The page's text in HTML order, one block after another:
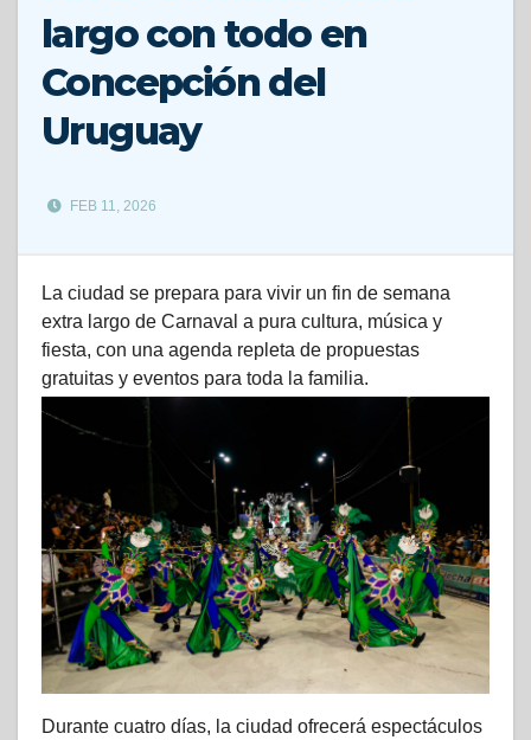
largo con todo en
Concepción del
Uruguay
FEB 11, 2026
La ciudad se prepara para vivir un fin de semana
extra largo de Carnaval a pura cultura, música y
fiesta, con una agenda repleta de propuestas
gratuitas y eventos para toda la familia.
Durante cuatro días, la ciudad ofrecerá espectáculos